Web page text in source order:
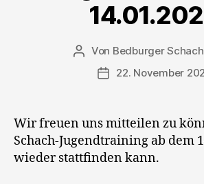
Beitragsautor
Von Bedburger
22. November
Wir freuen uns mitteilen zu
Schach-Jugendtraining ab dem
wieder stattfinden kann.